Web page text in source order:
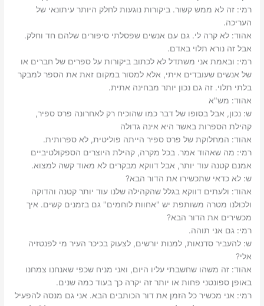
רמי: ‫זה לא ממש קשור. ביקורות נוגעות לחלק היותר עיתונאי של
העריכה.‬
אבל זה נורא תלוי באדם.‬
רמי: ‫ובאמת אני משתדל לא לכתוב ביקורות על ספרים של חברים או
של אנשים שעובדים איתי, אלא למסור במקום זאת את הספר למבקר
בלתי תלוי. זה גם נכון יותר מבחינה אתית.‬
אהוד: ‫מש"א‬
ש: ‫נכון, אבל בסופו של דבר כמו שהוכיח רק לאחרונה פרס ספיר,
קהילת הספרות באשר היא אינה גדולה‬
אהוד: ‫המחלוקת של פרס ספיר הייתה פוליטית, לא ספרותית.‬
רמי: ‫מה שאהוד אמר. בכל מקרה, קהילת היוצרים הספקולטיביים
אמנם קטנה עוד יותר, אבל דווקא מבקרים לא מאוד קשה למצוא.‬
ש: ‫לא כדאי שתכשירו את הדור הבא?‬
אהוד: ‫ולעתים דווקא בגלל שהקהילה שלנו עוד יותר קטנה והדוקה
ולכולנו מטרה משותפת יש "אחוות לוחמים" גם בזמנים קשים.‬ ‫איך
מכשירים את הדור הבא?‬
רמי: ‫גם אני תוהה.‬
ש: ‫להעביר סדנאות, למנות יורשים, לצעוק בכיכר העיר מי לפנטזיה
אלי?‬
אהוד: ‫זה משהו שחשבתי עליו היום, ואני מניח שכפי שאנחנו צמחנו
באופן ספונטני פחות או יותר זה יקרה כך בעוד כמה שנים.‬
רמי: ‫אני מכשיר כל הזמן את דור הכותבים הבא. אני גם מנסה להפעיל